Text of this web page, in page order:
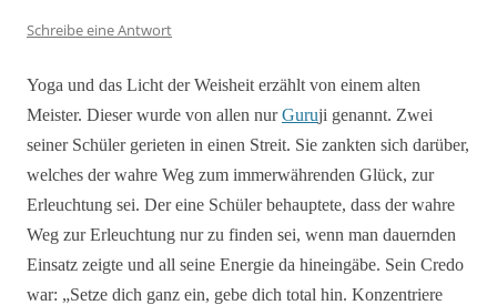
Schreibe eine Antwort
Yoga und das Licht der Weisheit erzählt von einem alten
Meister. Dieser wurde von allen nurGuruji genannt. Zwei
seiner Schüler gerieten in einen Streit. Sie zankten sich darüber,
welches der wahre Weg zum immerwährenden Glück, zur
Erleuchtung sei. Der eine Schüler behauptete, dass der wahre
Weg zur Erleuchtung nur zu finden sei, wenn man dauernden
Einsatz zeigte und all seine Energie da hineingäbe. Sein Credo
war: „Setze dich ganz ein, gebe dich total hin. Konzentriere